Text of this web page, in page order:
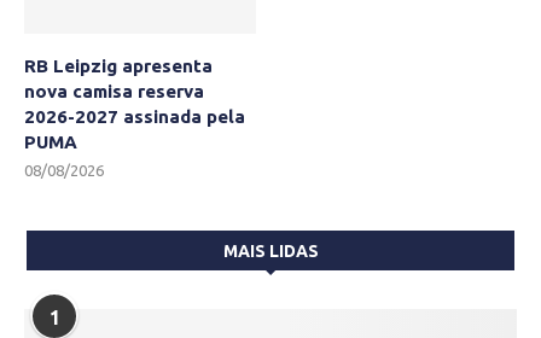
RB Leipzig apresenta
nova camisa reserva
2026-2027 assinada pela
PUMA
08/08/2026
MAIS LIDAS
1